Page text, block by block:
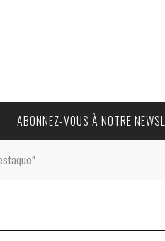
ABONNEZ-VOUS À NOTRE